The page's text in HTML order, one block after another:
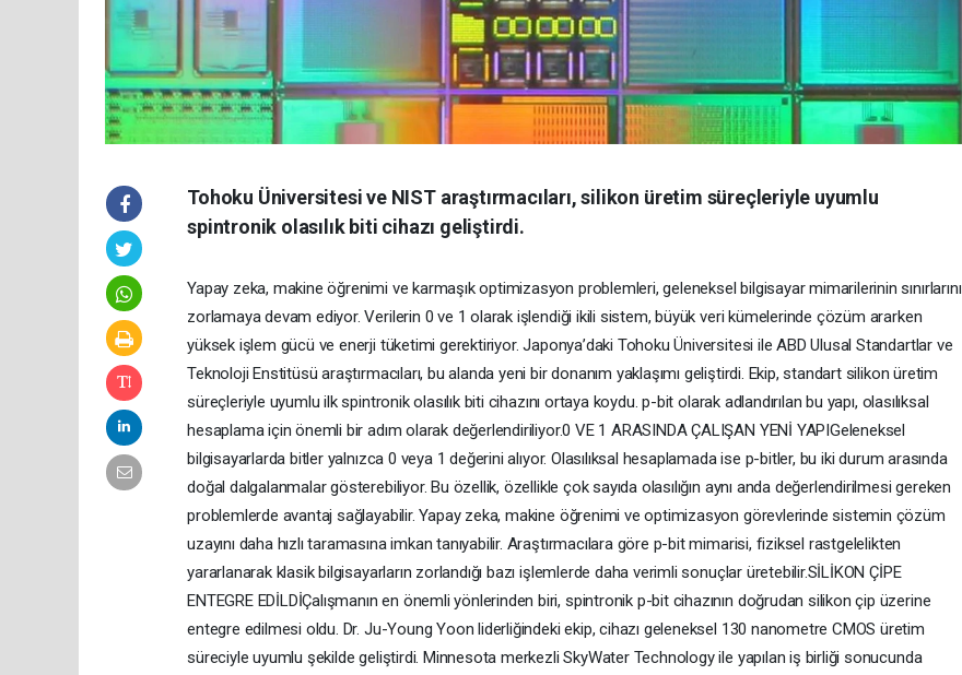
Tohoku Üniversitesi ve NIST araştırmacıları, silikon üretim süreçleriyle uyumlu
spintronik olasılık biti cihazı geliştirdi.
Yapay zeka, makine öğrenimi ve karmaşık optimizasyon problemleri, geleneksel bilgisayar mimarilerinin sınırlarını
zorlamaya devam ediyor. Verilerin 0 ve 1 olarak işlendiği ikili sistem, büyük veri kümelerinde çözüm ararken
yüksek işlem gücü ve enerji tüketimi gerektiriyor. Japonya’daki Tohoku Üniversitesi ile ABD Ulusal Standartlar ve
Teknoloji Enstitüsü araştırmacıları, bu alanda yeni bir donanım yaklaşımı geliştirdi. Ekip, standart silikon üretim
süreçleriyle uyumlu ilk spintronik olasılık biti cihazını ortaya koydu. p-bit olarak adlandırılan bu yapı, olasılıksal
hesaplama için önemli bir adım olarak değerlendiriliyor.0 VE 1 ARASINDA ÇALIŞAN YENİ YAPIGeleneksel
bilgisayarlarda bitler yalnızca 0 veya 1 değerini alıyor. Olasılıksal hesaplamada ise p-bitler, bu iki durum arasında
doğal dalgalanmalar gösterebiliyor. Bu özellik, özellikle çok sayıda olasılığın aynı anda değerlendirilmesi gereken
problemlerde avantaj sağlayabilir. Yapay zeka, makine öğrenimi ve optimizasyon görevlerinde sistemin çözüm
uzayını daha hızlı taramasına imkan tanıyabilir. Araştırmacılara göre p-bit mimarisi, fiziksel rastgelelikten
yararlanarak klasik bilgisayarların zorlandığı bazı işlemlerde daha verimli sonuçlar üretebilir.SİLİKON ÇİPE
ENTEGRE EDİLDİÇalışmanın en önemli yönlerinden biri, spintronik p-bit cihazının doğrudan silikon çip üzerine
entegre edilmesi oldu. Dr. Ju-Young Yoon liderliğindeki ekip, cihazı geleneksel 130 nanometre CMOS üretim
süreciyle uyumlu şekilde geliştirdi. Minnesota merkezli SkyWater Technology ile yapılan iş birliği sonucunda